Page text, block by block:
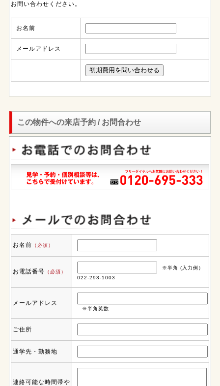
お問い合わせください。
お名前
メールアドレス
この物件への来店予約 / お問合わせ
お名前 （必須）
お電話番号 （必須）
※半角 (入力例）
022-293-1003
メールアドレス
※半角英数
ご住所
通学先・勤務地
連絡可能な時間帯や